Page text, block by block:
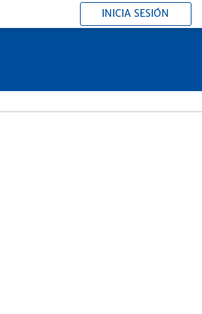
INICIA SESIÓN